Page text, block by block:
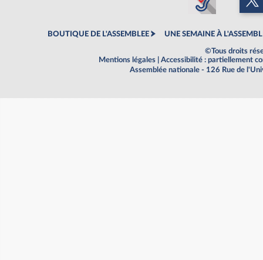
BOUTIQUE DE L'ASSEMBLEE UNE SEMAINE À
©Tous droits
Mentions légales
Accessibilité : partiellement
Assemblée nationale - 126 Rue de